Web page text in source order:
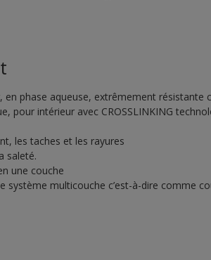
phase aqueuse, extrêmement résistante
pour intérieur avec CROSSLINKING
les taches et les rayures
saleté.
une couche
système multicouche c’est-à-dire comme